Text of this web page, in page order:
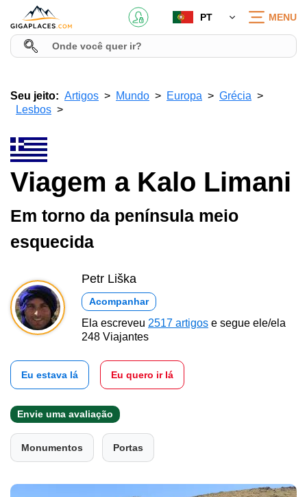
PT MENU
Seu jeito: Artigos Mundo Europa
Grécia
Lesbos
Viagem a Kalo Limani
Em torno da península meio
esquecida
Petr Liška
Acompanhar
Ela escreveu 2517 artigos e segue ele/ela
248 Viajantes
Eu estava lá Eu quero ir lá
Envie uma avaliação
Monumentos Portas